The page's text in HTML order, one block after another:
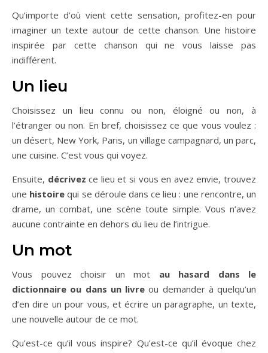
Qu’importe d’où vient cette sensation, profitez-en pour
imaginer un texte autour de cette chanson. Une histoire
inspirée par cette chanson qui ne vous laisse pas
indifférent.
Un lieu
Choisissez un lieu connu ou non, éloigné ou non, à
l’étranger ou non. En bref, choisissez ce que vous voulez :
un désert, New York, Paris, un village campagnard, un parc,
une cuisine. C’est vous qui voyez.
Ensuite, décrivezce lieu et si vous en avez envie, trouvez
une histoirequi se déroule dans ce lieu : une rencontre, un
drame, un combat, une scène toute simple. Vous n’avez
aucune contrainte en dehors du lieu de l’intrigue.
Un mot
Vous pouvez choisir un mot au hasard dans le
dictionnaire ou dans un livre ou demander à quelqu’un
d’en dire un pour vous, et écrire un paragraphe, un texte,
une nouvelle autour de ce mot.
Qu’est-ce qu’il vous inspire? Qu’est-ce qu’il évoque chez